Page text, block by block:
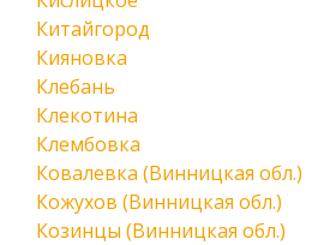
Китайгород
Кияновка
Клебань
Клекотина
Клембовка
Ковалевка (Винницкая обл.)
Кожухов (Винницкая обл.)
Козинцы (Винницкая обл.)